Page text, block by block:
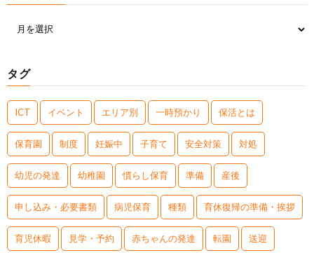
タグ
ICT イベント エリア別 一時預かり 保活とは
保育園 制度 妊娠中 子育て 安全対策 対処
幼児の発達 幼稚園 慣らし保育 準備 産後
申し込み・必要書類 病児保育 種類 育休復帰の準備・挨拶
育児休暇 見学・予約 赤ちゃんの発達 転園 送迎